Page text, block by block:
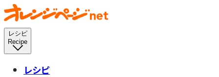
レシピ
Recipe
レシピ